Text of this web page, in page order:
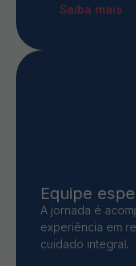
Saiba mais
Equipe
A jornada é
experiência em
cuidado integral.